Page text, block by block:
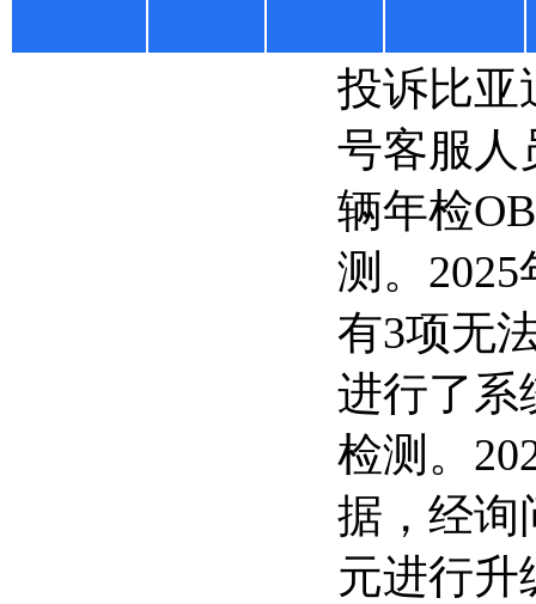
投诉比亚
号客服人
辆年检
测。
有3项无
进行了系
检测。
据，经询
元进行升